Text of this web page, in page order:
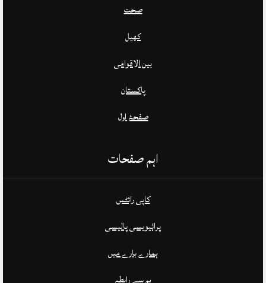
صحت
کھیل
بین الاقوامی
پاکستان
صفحۂ اول
اہم صفحات
کاپی رائٹس
پرائیویسی پالیسی
ہمارے بارے میں
ہم سے رابطہ